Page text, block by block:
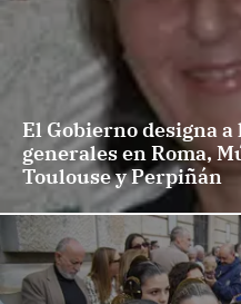
El Gobierno designa
generales en Roma,
Toulouse y Perpiñán